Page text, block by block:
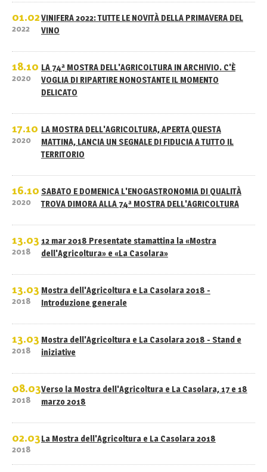
01.02
2022
VINIFERA 2022: TUTTE LE NOVITÀ DELLA PRIMAVERA DEL
VINO
18.10
2020
LA 74ª MOSTRA DELL'AGRICOLTURA IN ARCHIVIO. C'È
VOGLIA DI RIPARTIRE NONOSTANTE IL MOMENTO
DELICATO
17.10
2020
LA MOSTRA DELL'AGRICOLTURA, APERTA QUESTA
MATTINA, LANCIA UN SEGNALE DI FIDUCIA A TUTTO IL
TERRITORIO
16.10
2020
SABATO E DOMENICA L'ENOGASTRONOMIA DI QUALITÀ
TROVA DIMORA ALLA 74ª MOSTRA DELL'AGRICOLTURA
13.03
2018
12 mar 2018 Presentate stamattina la «Mostra
dell'Agricoltura» e «La Casolara»
13.03
2018
Mostra dell'Agricoltura e La Casolara 2018 -
Introduzione generale
13.03
2018
Mostra dell'Agricoltura e La Casolara 2018 - Stand e
iniziative
08.03
2018
Verso la Mostra dell'Agricoltura e La Casolara, 17 e 18
marzo 2018
02.03
2018
La Mostra dell'Agricoltura e La Casolara 2018